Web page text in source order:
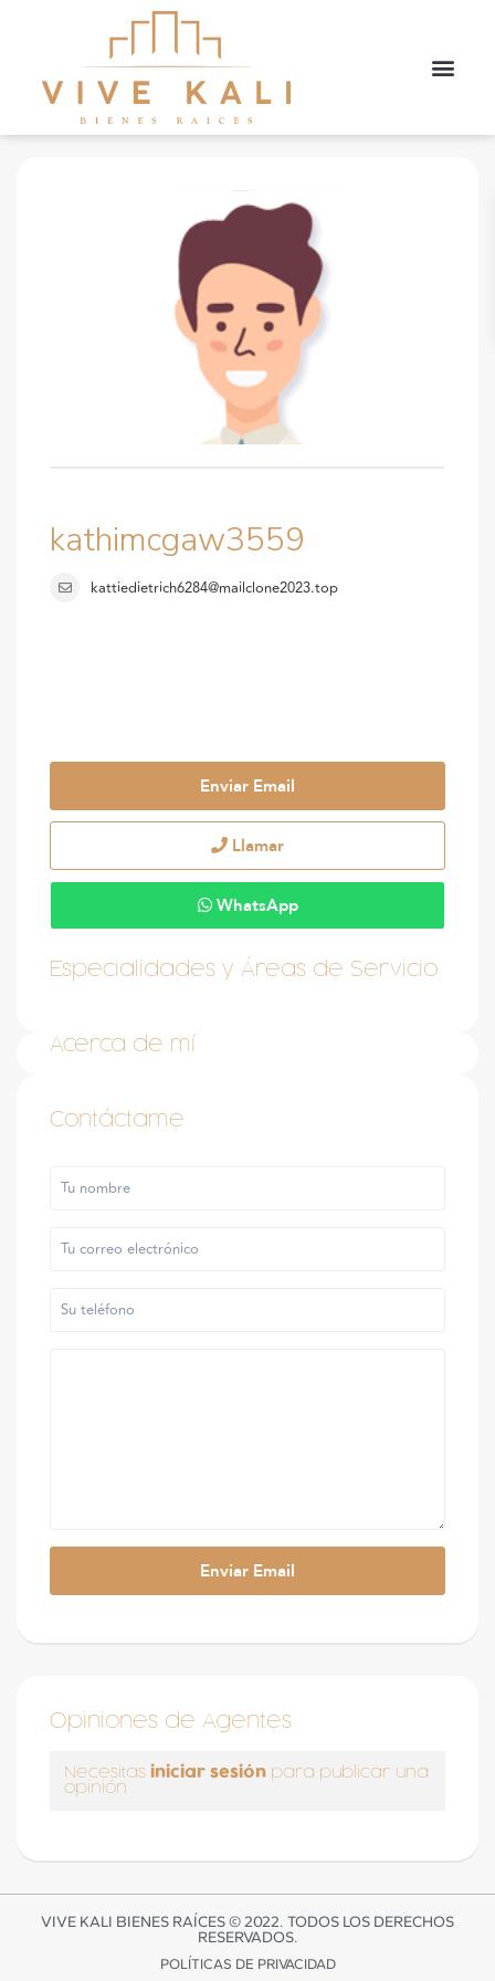
kathimcgaw3559
kattiedietrich6284@mailclone2023.top
Enviar Email
Llamar
WhatsApp
Especialidades y Áreas de Servicio
Acerca de mí
Contáctame
Opiniones de Agentes
Necesitas iniciar sesión para publicar una
opinión
VIVE KALI BIENES RAÍCES © 2022. TODOS LOS DERECHOS
RESERVADOS.
POLÍTICAS DE PRIVACIDAD